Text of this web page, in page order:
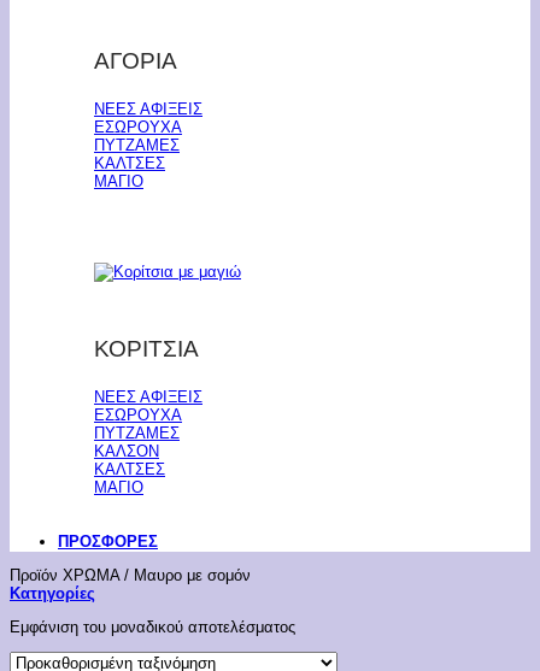
ΑΓΟΡΙΑ
ΝΕΕΣ ΑΦΙΞΕΙΣ
ΕΣΩΡΟΥΧΑ
ΠΥΤΖΑΜΕΣ
ΚΑΛΤΣΕΣ
ΜΑΓΙΟ
ΚΟΡΙΤΣΙΑ
ΝΕΕΣ ΑΦΙΞΕΙΣ
ΕΣΩΡΟΥΧΑ
ΠΥΤΖΑΜΕΣ
ΚΑΛΣΟΝ
ΚΑΛΤΣΕΣ
ΜΑΓΙΟ
ΠΡΟΣΦΟΡΕΣ
Προϊόν ΧΡΩΜΑ / Μαυρο με σομόν
Κατηγορίες
Εμφάνιση του μοναδικού αποτελέσματος